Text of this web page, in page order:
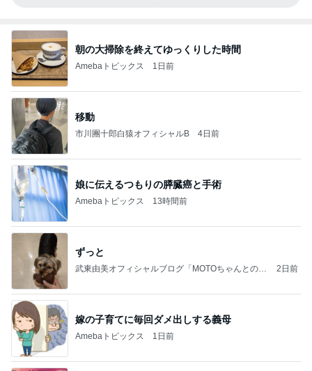
朝の大掃除を終えてゆっくりした時間
Amebaトピックス 1日前
移動
市川團十郎白猿オフィシャルB 4日前
娘に伝えるつもりの膵臓癌と手術
Amebaトピックス 13時間前
ずっと
武東由美オフィシャルブログ「MOTOちゃんとのは
2日前
嫁の子育てに毎回ダメ出しする義母
Amebaトピックス 1日前